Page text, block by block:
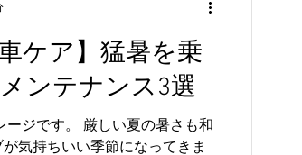
ケア】猛暑を乗
ンテナンス3選
ージです。 厳しい夏の暑さも和
気持ちいい季節になってきま